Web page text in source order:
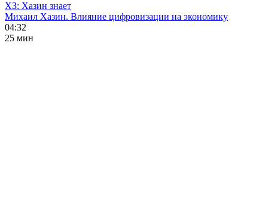
ХЗ: Хазин знает
Михаил Хазин. Влияние цифровизации на экономику
04:32
25 мин